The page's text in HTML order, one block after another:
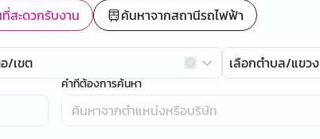
สะดวกรับงาน ค้นหาจากสถานีรถไฟฟ้า
/เขต เลือกตำบล/แขวง
คำที่ต้องการค้นหา